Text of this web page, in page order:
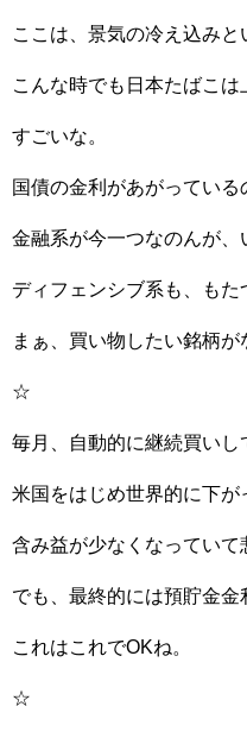
ここは、景気の冷え込みと
こんな時でも日本たばこは
すごいな。
国債の金利があがっている
金融系が今一つなのんが、
ディフェンシブ系も、もた
まぁ、買い物したい銘柄
☆
毎月、自動的に継続買い
米国をはじめ世界的に下が
含み益が少なくなっていて
でも、最終的には預貯金
これはこれでOKね。
☆